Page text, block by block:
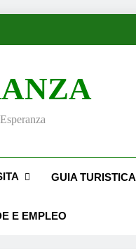
GUIA TURISTICA
E EMPLEO